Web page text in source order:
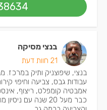
בנצי מסיקה
21 חוות דעת
בנצי, שיפוצניק ותיק במרכז.
עבודות גבס, צביעה וחיפוי
אמבטיה קומפלט, ריצוף,
כבר מעל 20 שנה עם